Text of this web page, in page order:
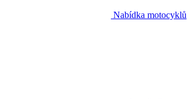
Nabídka motocyklů